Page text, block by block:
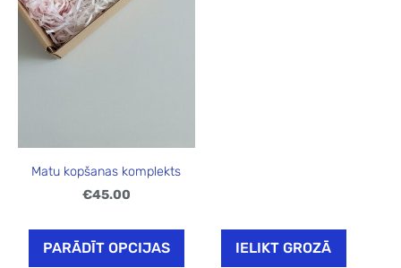
Matu kopšanas komplekts
€45.00
PARĀDĪT OPCIJAS IELIKT GROZĀ